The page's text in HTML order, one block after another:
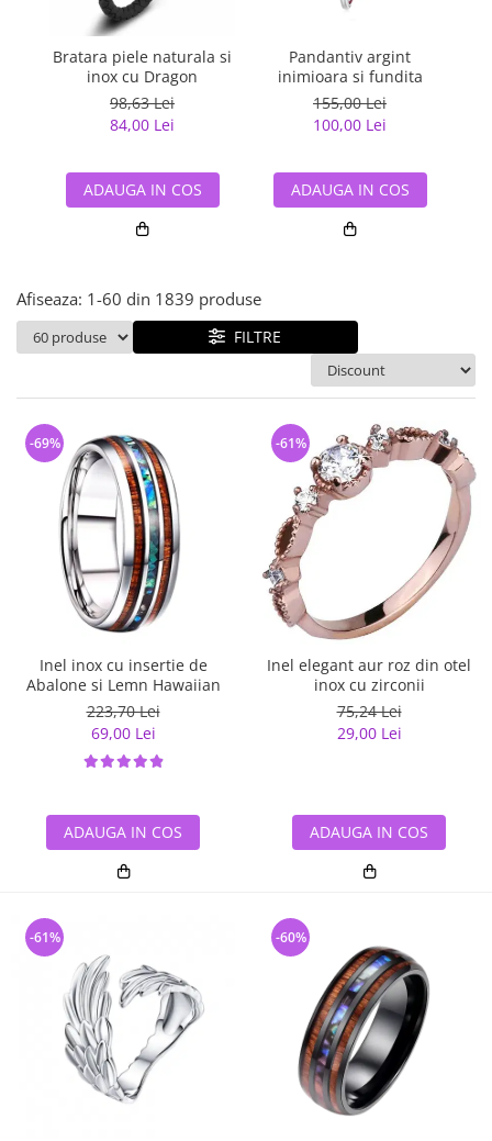
semipretioase
Bijuterii argint placat cu aur
Bijuterii argint cu diverse
Bijuterii de Lux
Bijuterii gotice si rock
Bijuterii Handmade
Bijuterii fantezie
Bijuterii tungsten
Solutii si lavete de curatare
bijuterii argint
Bratara piele naturala si
inox cu Dragon
98,63 Lei
84,00 Lei
ADAUGA IN COS
Pandantiv argint
inimioara si fundita
155,00 Lei
100,00 Lei
ADAUGA IN COS
Afiseaza: 1-60 din 1839 produse
FILTRE
Inel inox cu insertie de
Abalone si Lemn Hawaiian
223,70 Lei
69,00 Lei
-69%
ADAUGA IN COS
Inel elegant aur roz din otel
inox cu zirconii
75,24 Lei
29,00 Lei
-61%
ADAUGA IN COS
-61% -60%